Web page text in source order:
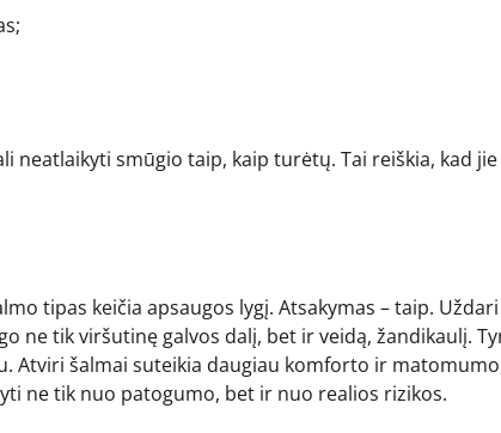
neatlaikyti smūgio taip, kaip turėtų. Tai reiškia, kad
tipas keičia apsaugos lygį. Atsakymas – taip.
ne tik viršutinę galvos dalį, bet ir veidą, žandikaulį.
Atviri šalmai suteikia daugiau komforto ir
ne tik nuo patogumo, bet ir nuo realios rizikos.